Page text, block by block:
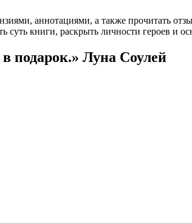
аннотациями, а также прочитать
книги, раскрыть личности героев и
подарок.» Луна Соулей